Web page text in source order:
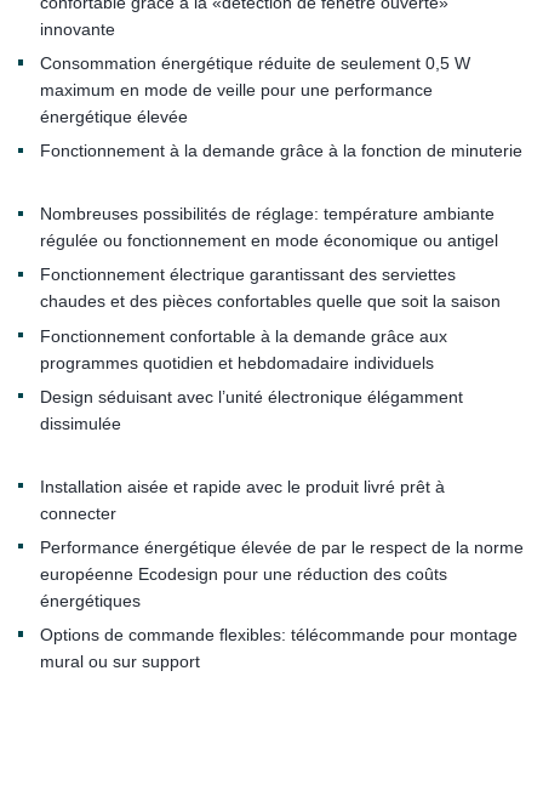
innovante
Consommation énergétique réduite de seulement 0,5 W
maximum en mode de veille pour une performance
énergétique élevée
Fonctionnement à la demande grâce à la fonction de minuterie
Nombreuses possibilités de réglage: température ambiante
régulée ou fonctionnement en mode économique ou antigel
Fonctionnement électrique garantissant des serviettes
chaudes et des pièces confortables quelle que soit la saison
Fonctionnement confortable à la demande grâce aux
programmes quotidien et hebdomadaire individuels
Design séduisant avec l’unité électronique élégamment
dissimulée
Installation aisée et rapide avec le produit livré prêt à
connecter
Performance énergétique élevée de par le respect de la norme
européenne Ecodesign pour une réduction des coûts
énergétiques
Options de commande flexibles: télécommande pour montage
mural ou sur support